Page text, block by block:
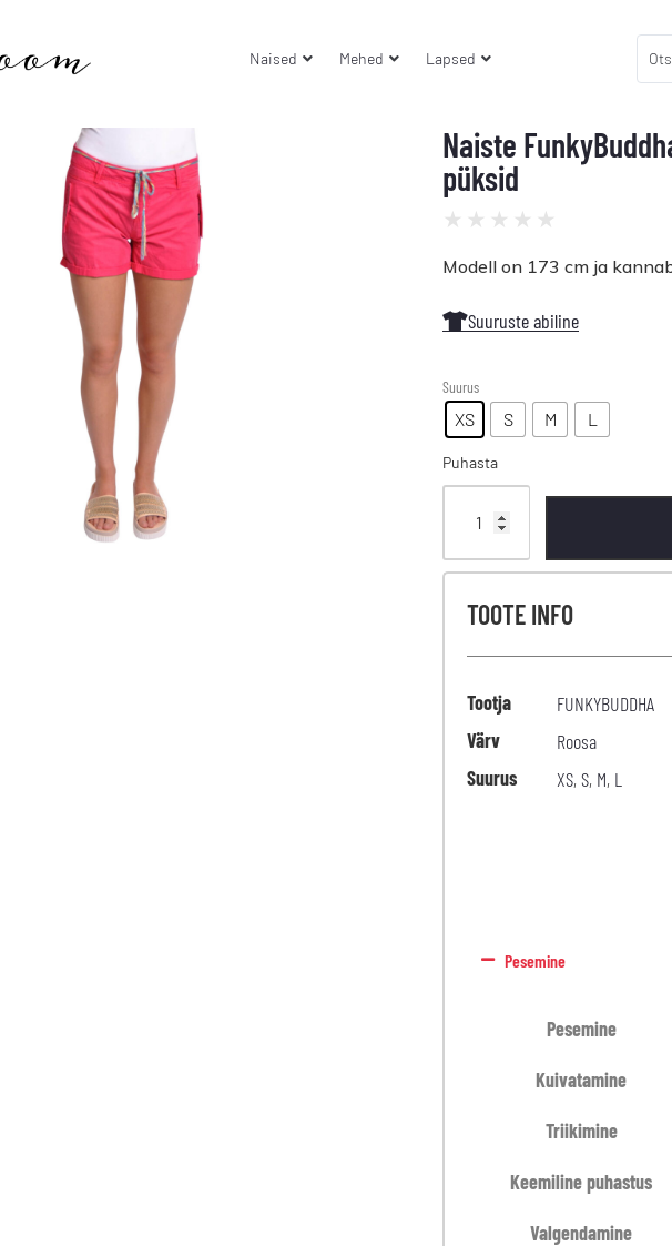
Naised Mehed Lapsed
Naiste
püksid
★ ★ ★ ★ ★
Modell on 173 cm ja
Suuruste abiline
Suurus
XS S M L
Puhasta
TOOTE INFO
Tootja
FUNKYBUDDHA
Värv
Roosa
Suurus
XS,S, M, L
Pesemine
Pesemine
Kuivatamine
Triikimine
Keemiline puhastus
Valgendamine